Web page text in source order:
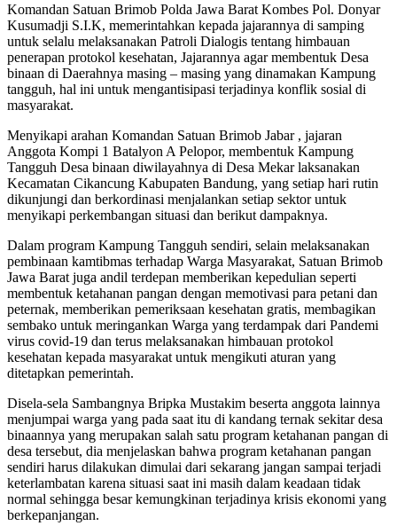
Komandan Satuan Brimob Polda Jawa Barat Kombes Pol. Donyar
Kusumadji S.I.K, memerintahkan kepada jajarannya di samping
untuk selalu melaksanakan Patroli Dialogis tentang himbauan
penerapan protokol kesehatan, Jajarannya agar membentuk Desa
binaan di Daerahnya masing – masing yang dinamakan Kampung
tangguh, hal ini untuk mengantisipasi terjadinya konflik sosial di
masyarakat.
Menyikapi arahan Komandan Satuan Brimob Jabar , jajaran
Anggota Kompi 1 Batalyon A Pelopor, membentuk Kampung
Tangguh Desa binaan diwilayahnya di Desa Mekar laksanakan
Kecamatan Cikancung Kabupaten Bandung, yang setiap hari rutin
dikunjungi dan berkordinasi menjalankan setiap sektor untuk
menyikapi perkembangan situasi dan berikut dampaknya.
Dalam program Kampung Tangguh sendiri, selain melaksanakan
pembinaan kamtibmas terhadap Warga Masyarakat, Satuan Brimob
Jawa Barat juga andil terdepan memberikan kepedulian seperti
membentuk ketahanan pangan dengan memotivasi para petani dan
peternak, memberikan pemeriksaan kesehatan gratis, membagikan
sembako untuk meringankan Warga yang terdampak dari Pandemi
virus covid-19 dan terus melaksanakan himbauan protokol
kesehatan kepada masyarakat untuk mengikuti aturan yang
ditetapkan pemerintah.
Disela-sela Sambangnya Bripka Mustakim beserta anggota lainnya
menjumpai warga yang pada saat itu di kandang ternak sekitar desa
binaannya yang merupakan salah satu program ketahanan pangan di
desa tersebut, dia menjelaskan bahwa program ketahanan pangan
sendiri harus dilakukan dimulai dari sekarang jangan sampai terjadi
keterlambatan karena situasi saat ini masih dalam keadaan tidak
normal sehingga besar kemungkinan terjadinya krisis ekonomi yang
berkepanjangan.